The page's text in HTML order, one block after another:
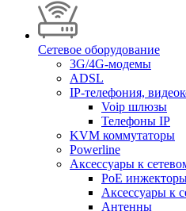
Сетевое оборудование
3G/4G-модемы
ADSL
IP-телефония,
Voip шлюзы
Телефоны IP
KVM коммутаторы
Powerline
Аксессуары к
PoE
Аксессуары к
Антенны